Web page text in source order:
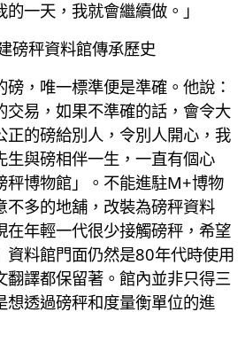
一天，我就會繼續做。」
磅秤資料館傳承歷史
，唯一標準便是準確。他說：
交易，如果不準確的話，會令大
正的磅給別人，令別人開心，我
生與磅相伴一生，一直有個心
秤博物館」。不能進駐M+博物
不多的地舖，改裝為磅秤資料
在年輕一代很少接觸磅秤，希望
資料館門面仍然是80年代時使用
翻譯都保留著。館內並非只得三
想透過磅秤和度量衡單位的進